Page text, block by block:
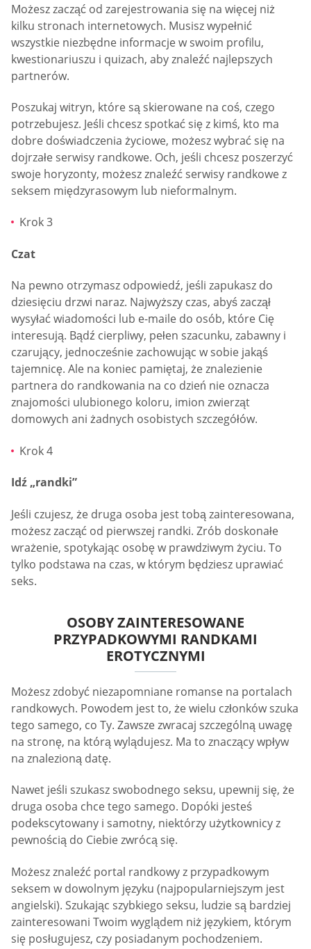
Możesz zacząć od zarejestrowania się na więcej niż
kilku stronach internetowych. Musisz wypełnić
wszystkie niezbędne informacje w swoim profilu,
kwestionariuszu i quizach, aby znaleźć najlepszych
partnerów.
Poszukaj witryn, które są skierowane na coś, czego
potrzebujesz. Jeśli chcesz spotkać się z kimś, kto ma
dobre doświadczenia życiowe, możesz wybrać się na
dojrzałe serwisy randkowe. Och, jeśli chcesz poszerzyć
swoje horyzonty, możesz znaleźć serwisy randkowe z
seksem międzyrasowym lub nieformalnym.
Krok 3
Czat
Na pewno otrzymasz odpowiedź, jeśli zapukasz do
dziesięciu drzwi naraz. Najwyższy czas, abyś zaczął
wysyłać wiadomości lub e-maile do osób, które Cię
interesują. Bądź cierpliwy, pełen szacunku, zabawny i
czarujący, jednocześnie zachowując w sobie jakąś
tajemnicę. Ale na koniec pamiętaj, że znalezienie
partnera do randkowania na co dzień nie oznacza
znajomości ulubionego koloru, imion zwierząt
domowych ani żadnych osobistych szczegółów.
Krok 4
Idź „randki”
Jeśli czujesz, że druga osoba jest tobą zainteresowana,
możesz zacząć od pierwszej randki. Zrób doskonałe
wrażenie, spotykając osobę w prawdziwym życiu. To
tylko podstawa na czas, w którym będziesz uprawiać
seks.
OSOBY ZAINTERESOWANE
PRZYPADKOWYMI RANDKAMI
EROTYCZNYMI
Możesz zdobyć niezapomniane romanse na portalach
randkowych. Powodem jest to, że wielu członków szuka
tego samego, co Ty. Zawsze zwracaj szczególną uwagę
na stronę, na którą wylądujesz. Ma to znaczący wpływ
na znalezioną datę.
Nawet jeśli szukasz swobodnego seksu, upewnij się, że
druga osoba chce tego samego. Dopóki jesteś
podekscytowany i samotny, niektórzy użytkownicy z
pewnością do Ciebie zwrócą się.
Możesz znaleźć portal randkowy z przypadkowym
seksem w dowolnym języku (najpopularniejszym jest
angielski). Szukając szybkiego seksu, ludzie są bardziej
zainteresowani Twoim wyglądem niż językiem, którym
się posługujesz, czy posiadanym pochodzeniem.